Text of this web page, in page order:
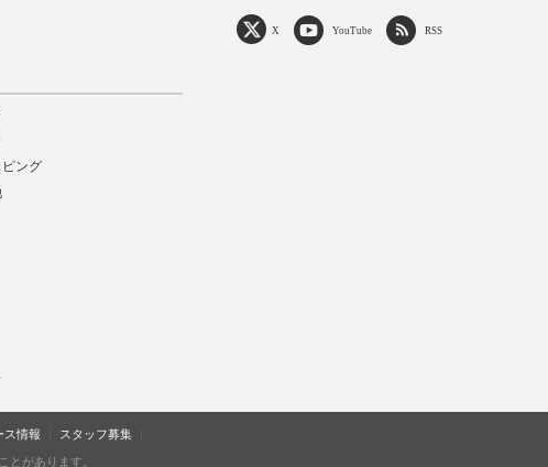
ング
X YouTube RSS
ス情報 スタッフ募集
とがあります。